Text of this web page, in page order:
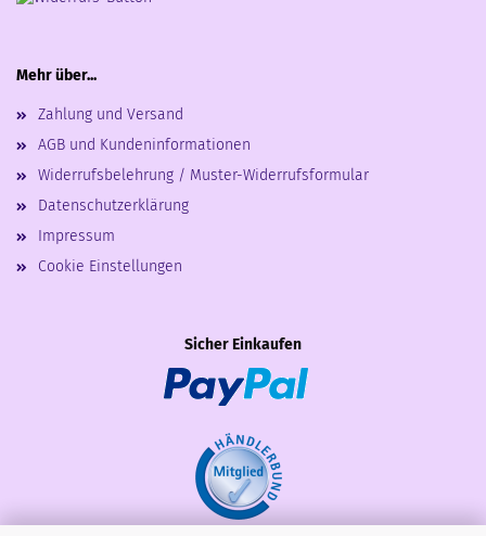
Mehr über...
Zahlung und Versand
AGB und Kundeninformationen
Widerrufsbelehrung / Muster-Widerrufsformular
Datenschutzerklärung
Impressum
Cookie Einstellungen
Sicher Einkaufen